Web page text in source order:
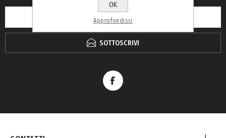
SOTTOSCRIVI
OK
Approfondisci